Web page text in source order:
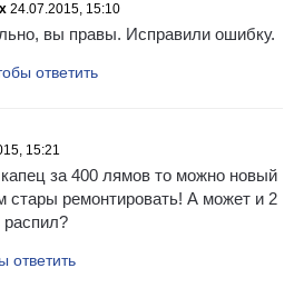
24.07.2015, 15:10
вы правы. Исправили ошибку.
ответить
15:21
за 400 лямов то можно новый
стары ремонтировать! А может и 2
ответить